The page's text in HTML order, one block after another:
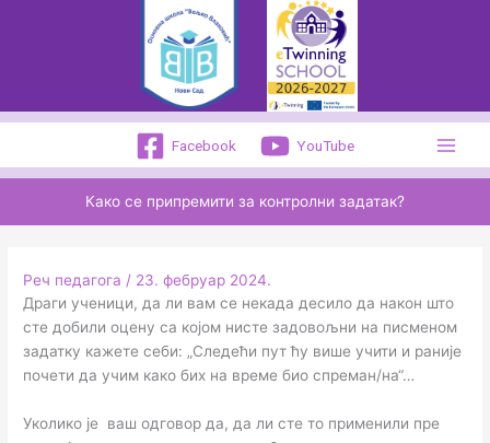
Facebook YouTube
Како се припремити за контролни задатак?
Реч педагога / 23. фебруар 2024.
Драги ученици, да ли вам се некада десило да након што
сте добили оцену са којом нисте задовољни на писменом
задатку кажете себи: „Следећи пут ћу више учити и раније
почети да учим како бих на време био спреман/на“…
Уколико је ваш одговор да, да ли сте то применили пре